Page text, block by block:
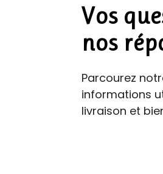
Vos
nos
Parcourez
informations
livraison et